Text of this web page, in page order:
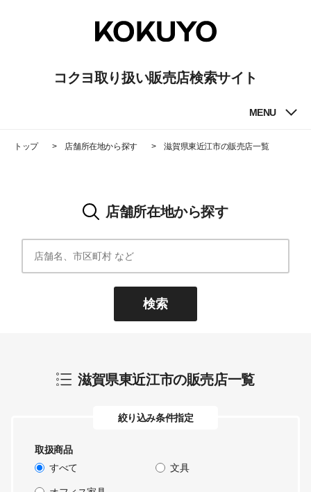
コクヨ取り扱い販売店検索サイト
MENU
トップ 店舗所在地から探す 滋賀県東近江市の販売店一覧
店舗所在地から探す
検索
滋賀県東近江市の販売店一覧
絞り込み条件指定
取扱商品
すべて
文具